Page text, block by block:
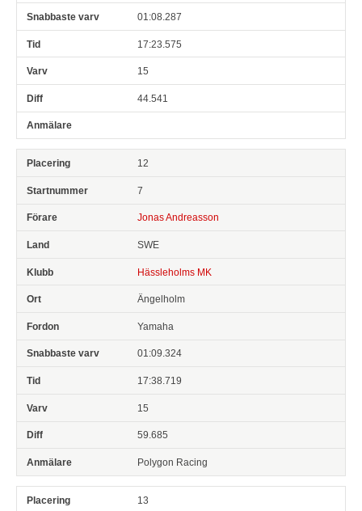
01:08.287
17:23.575
15
44.541
12
7
Jonas Andreasson
SWE
Hässleholms MK
Ängelholm
Yamaha
01:09.324
17:38.719
15
59.685
Polygon Racing
13